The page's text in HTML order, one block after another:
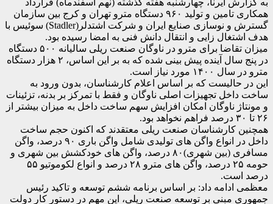
همکاری تامین و تولید ۹۶۰ دستگاه مترو تهران و کرج بین سازمان
گسترش و نوسازی صنایع ایران و شرکت اشتدلر(Stadler) سوئیس با
هدف اشتغال زایی و انتقال دانش فنی به امضا رسیده بود.
میزان تقاضا برای مترو در ناوگان صنعت ریلی سالیانه ۵۰۰ دستگاه
در پنج سال آینده پیش بینی شده که به بر این اساس، ۲ هزار دستگاه
مترو در سال ۱۴۰۰ مورد نیاز است.
این در حالیست که بر اساس اعلام کارشناسان، بدون ورود به
ساخت داخل تجهیزات اصلی ناوگان و فقط با تمرکز بر بدنه، تزئینات
و مونتاژ ناوگان امکان افزایش سهم ساخت داخل به میزان بیشتر از
۲۶ تا ۳۰ درصد فراهم نخواهد بود.
همچنین کارشناسان صنعت ریلی معتقدند که اکنون حجم ساخت
داخل در انواع واگن های تولیدی شامل واگن باری ۹۰ درصد، واگن
مسافری (بین شهری)۸۰ درصد، واگن های خودکشش بین شهری و
حومه ۲۵ درصد، واگن های مترو ۲۸ درصد و انواع لکوموتیو ۵۵
درصد است.
معظمی ادامه داد: بر اساس برنامه ششم توسعه و تاکید رئیس
جمهوری مبنی بر توسعه صنعت ریلی، این مهم در دستور کار دولت